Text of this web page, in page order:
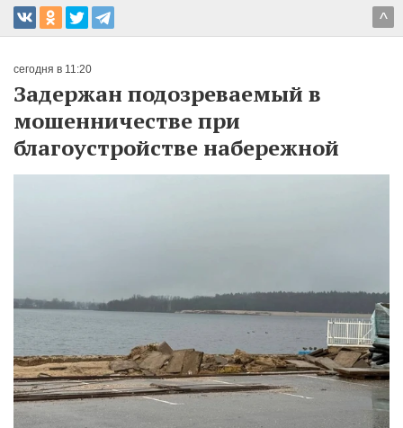
^
сегодня в 11:20
Задержан подозреваемый в
мошенничестве при
благоустройстве набережной